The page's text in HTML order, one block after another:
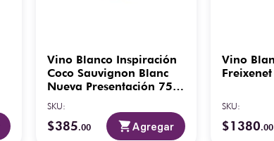
Vino Blanco Inspiración
Coco Sauvignon Blanc
Nueva Presentación 750
SKU:
$385.00 Agregar
Vino
SKU:
$1380.00